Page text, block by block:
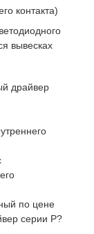
контакта)
вывесках
драйвер
по цене
серии P?